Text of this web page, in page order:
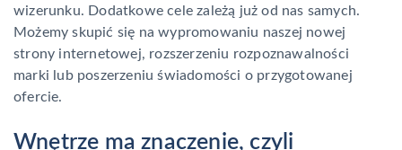
wizerunku. Dodatkowe cele zależą już od nas samych.
Możemy skupić się na wypromowaniu naszej nowej
strony internetowej, rozszerzeniu rozpoznawalności
marki lub poszerzeniu świadomości o przygotowanej
ofercie.
Wnętrze ma znaczenie, czyli